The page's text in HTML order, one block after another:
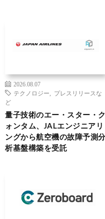
2026.08.07
テクノロジー
プレスリリースな
ど
量子技術のエー・スター・ク
ォンタム、JALエンジニアリ
ングから航空機の故障予測
析基盤構築を受託